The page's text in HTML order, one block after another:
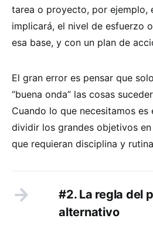
tarea o proyecto, por ejemplo,
implicará, el nivel de esfuerzo
esa base, y con un plan de
El gran error es pensar que
“buena onda” las cosas
Cuando lo que necesitamos
dividir los grandes objetivos
que requieran disciplina y
#2. La regla del
alternativo